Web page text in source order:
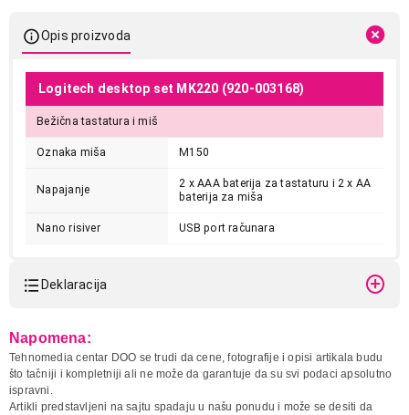
Opis proizvoda
Logitech desktop set MK220 (920-003168)
Bežična tastatura i miš
Oznaka miša M150
Napajanje
2 x AAA baterija za tastaturu i 2 x AA
baterija za miša
Nano risiver USB port računara
Deklaracija
Naziv i vrsta robe:
TASTATURA
Uvoznik:
DOO
Napomena:
Tehnomedia centar DOO se trudi da cene, fotografije i opisi artikala budu
što tačniji i kompletniji ali ne može da garantuje da su svi podaci apsolutno
ispravni.
Artikli predstavljeni na sajtu spadaju u našu ponudu i može se desiti da